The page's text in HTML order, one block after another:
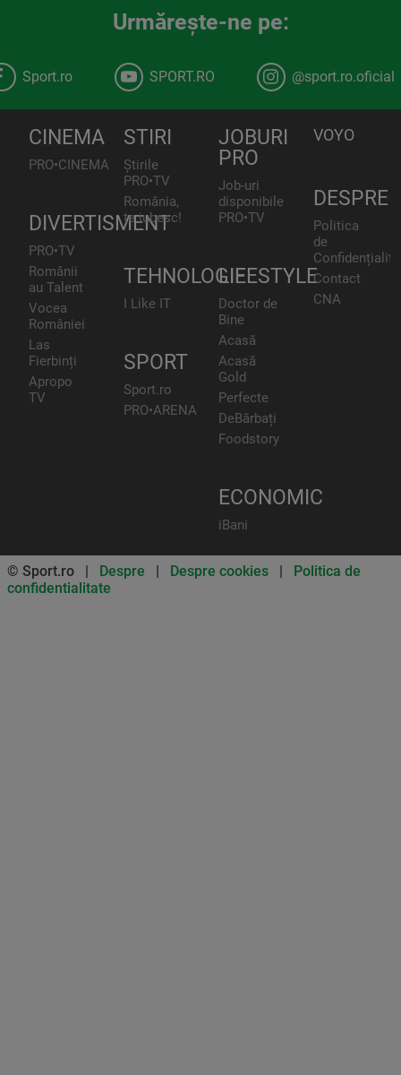
Urmăreşte-ne pe:
Sport.ro SPORT.RO @sport.ro.oficial
CINEMA
PRO•CINEMA
DIVERTISMENT
PRO•TV
Românii
au Talent
Vocea
României
Las
Fierbinți
Apropo
TV
STIRI
Știrile
PRO•TV
România,
te iubesc!
TEHNOLOGIE
I Like IT
SPORT
Sport.ro
PRO•ARENA
JOBURI
PRO
Job-uri
disponibile
PRO•TV
LIFESTYLE
Doctor de
Bine
Acasă
Acasă
Gold
Perfecte
DeBărbați
Foodstory
ECONOMIC
iBani
VOYO
DESPRE
Politica
de
Contact
CNA
© Sport.ro | Despre | Despre cookies | Politica de
confidentialitate